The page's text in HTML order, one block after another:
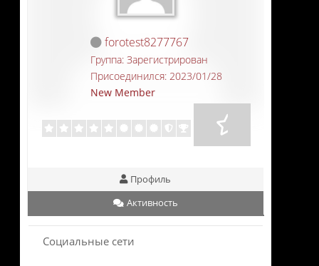
forotest8277767
Группа: Зарегистрирован
Присоединился: 2023/01/28
New Member
Профиль
Активность
Социальные сети